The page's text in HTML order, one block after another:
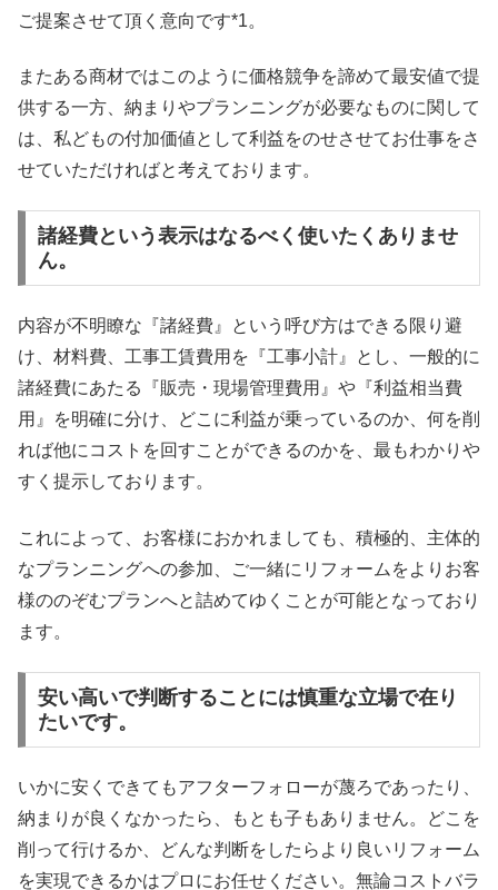
ご提案させて頂く意向です*1。
またある商材ではこのように価格競争を諦めて最安値で提
供する一方、納まりやプランニングが必要なものに関して
は、私どもの付加価値として利益をのせさせてお仕事をさ
せていただければと考えております。
諸経費という表示はなるべく使いたくありませ
ん。
内容が不明瞭な『諸経費』という呼び方はできる限り避
け、材料費、工事工賃費用を『工事小計』とし、一般的に
諸経費にあたる『販売・現場管理費用』や『利益相当費
用』を明確に分け、どこに利益が乗っているのか、何を削
れば他にコストを回すことができるのかを、最もわかりや
すく提示しております。
これによって、お客様におかれましても、積極的、主体的
なプランニングへの参加、ご一緒にリフォームをよりお客
様ののぞむプランへと詰めてゆくことが可能となっており
ます。
安い高いで判断することには慎重な立場で在り
たいです。
いかに安くできてもアフターフォローが蔑ろであったり、
納まりが良くなかったら、もとも子もありません。どこを
削って行けるか、どんな判断をしたらより良いリフォーム
を実現できるかはプロにお任せください。無論コストバラ